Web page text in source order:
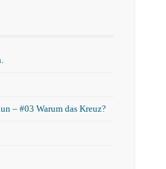
– #03 Warum das Kreuz?